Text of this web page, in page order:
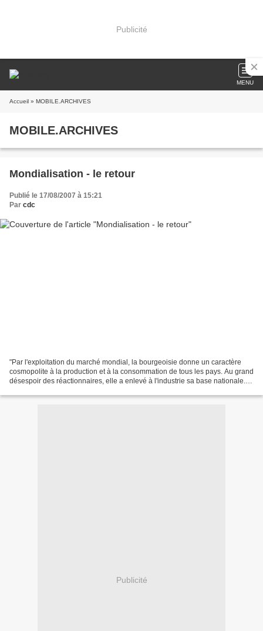
Publicité
MENU
Accueil » MOBILE.ARCHIVES
MOBILE.ARCHIVES
Mondialisation - le retour
Publié le 17/08/2007 à 15:21
Par cdc
"Par l'exploitation du marché mondial, la bourgeoisie donne un caractère
cosmopolite à la production et à la consommation de tous les pays. Au grand
désespoir des réactionnaires, elle a enlevé à l'industrie sa base nationale.
Publicité